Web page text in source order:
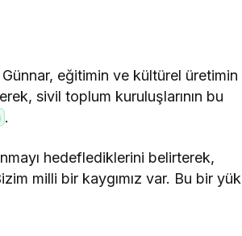
eğitimin ve kültürel üretimin
sivil toplum kuruluşlarının bu
.
hedeflediklerini belirterek,
milli bir kaygımız var. Bu bir yük